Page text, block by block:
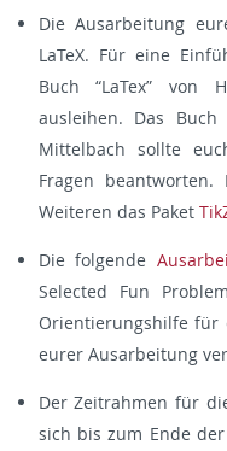
Die Ausarbeitung
LaTeX. Für eine
Buch “LaTex” von
ausleihen. Das Buch
Mittelbach sollte
Fragen
Weiteren das Paket
Die folgende
Selected Fun
Orientierungshilfe für
eurer Ausarbeitung
Der Zeitrahmen für
sich bis zum Ende